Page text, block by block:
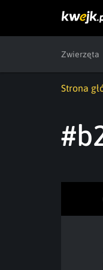
Zwierzęta
Strona